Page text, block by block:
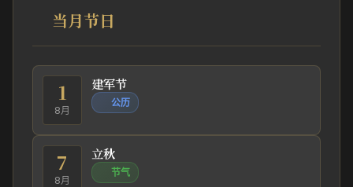
当月节日
1
8月
建军节
公历
7
8月
立秋
节气